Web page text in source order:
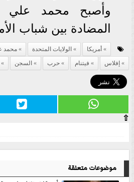
وأصبح محمد علي
المضادة بين شباب
أمريكا الولايات المتحدة محمد
إفلاس
فيتنام حرب السجن
⇧
موضوعات متعلقة